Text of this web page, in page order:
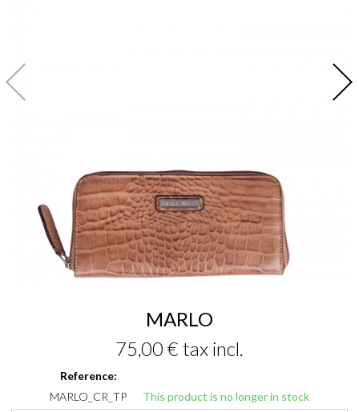
MARLO
75,00 € tax incl.
Reference:
MARLO_CR_TP
This product is no longer in stock